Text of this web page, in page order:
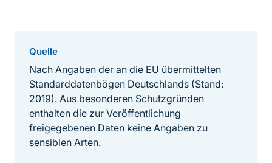
Quelle
Nach Angaben der an die EU übermittelten
Standarddatenbögen Deutschlands (Stand:
2019). Aus besonderen Schutzgründen
enthalten die zur Veröffentlichung
freigegebenen Daten keine Angaben zu
sensiblen Arten.